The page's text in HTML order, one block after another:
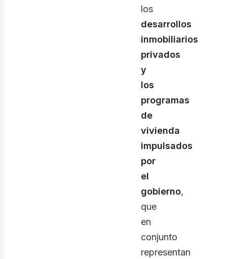
los
desarrollos
inmobiliarios
privados
y
los
programas
de
vivienda
impulsados
por
el
gobierno,
que
en
conjunto
representan